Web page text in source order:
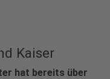
Kaiser
hat bereits über